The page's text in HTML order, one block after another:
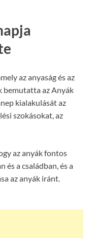
az anyaság és az
bemutatta az Anyák
kialakulását az
szokásokat, az
az anyák fontos
és a családban, és a
az anyák iránt.